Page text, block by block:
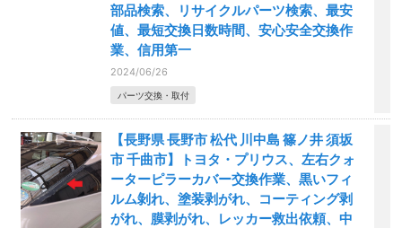
部品検索、リサイクルパーツ検索、最安
値、最短交換日数時間、安心安全交換作
業、信用第一
2024/06/26
パーツ交換・取付
【長野県 長野市 松代 川中島 篠ノ井 須坂
市 千曲市】トヨタ・プリウス、左右クォ
ーターピラーカバー交換作業、黒いフィ
ルム剝れ、塗装剥がれ、コーティング剥
がれ、膜剥がれ、レッカー救出依頼、中